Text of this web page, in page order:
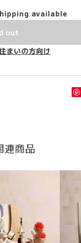
available
out
まいの方向け
連商品